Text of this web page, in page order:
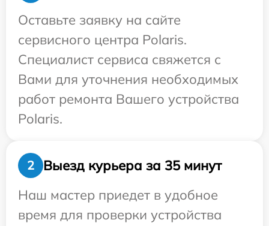
Оставьте заявку на сайте
сервисного центра Polaris.
Специалист сервиса свяжется с
Вами для уточнения необходимых
работ ремонта Вашего устройства
Polaris.
2
Выезд курьера за 35 минут
Наш мастер приедет в удобное
время для проверки устройства